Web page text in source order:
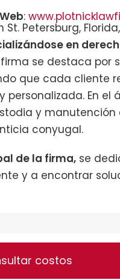
Web:
St. Petersburg,
en
firma se destaca por
que cada cliente
En el
y manutención
conyugal.
de la firma, se
y a encontrar
costos